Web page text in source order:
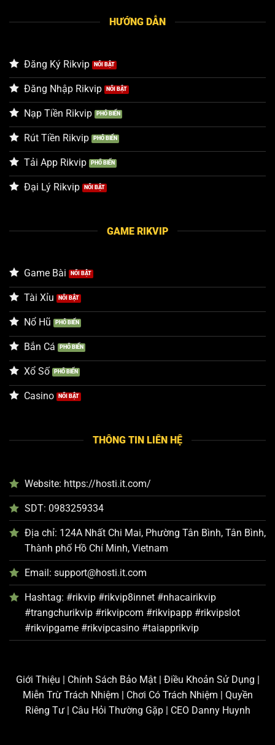
HƯỚNG DẪN
Đăng Ký Rikvip
Đăng Nhập Rikvip
Nạp Tiền Rikvip
Rút Tiền Rikvip
Tải App Rikvip
Đại Lý Rikvip
GAME RIKVIP
Game Bài
Tài Xỉu
Nổ Hũ
Bắn Cá
Xổ Số
Casino
THÔNG TIN LIÊN HỆ
Website: https://hosti.it.com/
SDT: 0983259334
Địa chỉ: 124A Nhất Chi Mai, Phường Tân Bình, Tân Bình,
Thành phố Hồ Chí Minh, Vietnam
Email: support@hosti.it.com
Hashtag: #rikvip #rikvip8innet #nhacairikvip
#trangchurikvip #rikvipcom #rikvipapp #rikvipslot
#rikvipgame #rikvipcasino #taiapprikvip
Giới Thiệu | Chính Sách Bảo Mật| Điều Khoản Sử Dụng |
Miễn Trừ Trách Nhiệm | Chơi Có Trách Nhiệm | Quyền
Riêng Tư| Câu Hỏi Thường Gặp| CEO Danny Huynh